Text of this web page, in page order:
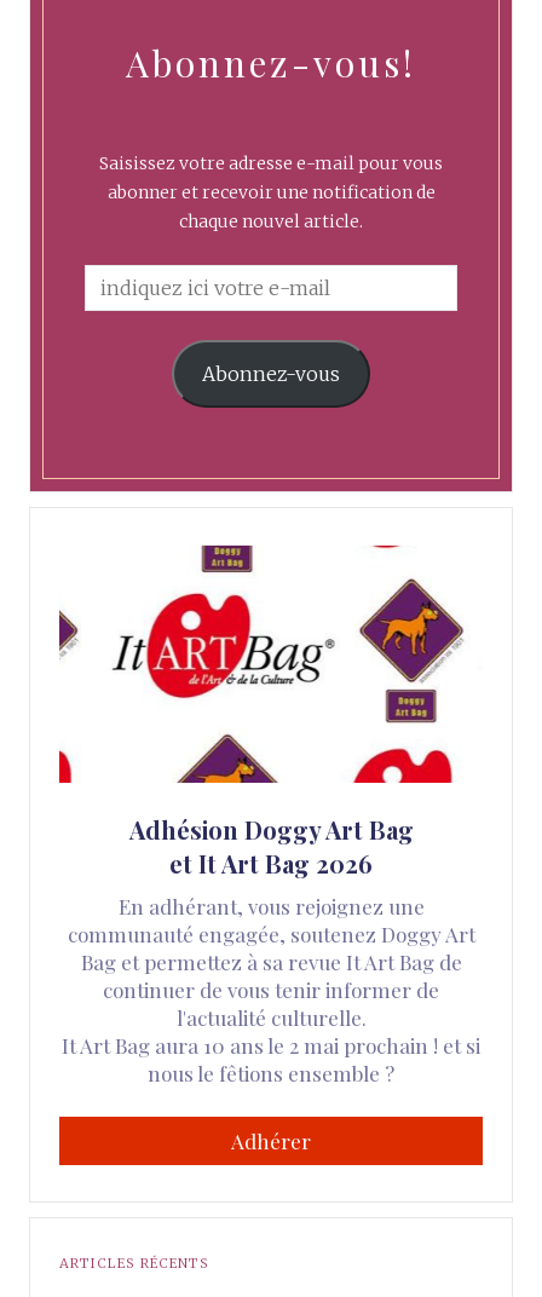
Abonnez-vous!
Saisissez votre adresse e-mail pour vous
abonner et recevoir une notification de
chaque nouvel article.
Abonnez-vous
Adhésion Doggy Art Bag
et It Art Bag 2026
En adhérant, vous rejoignez une
communauté engagée, soutenez Doggy Art
Bag et permettez à sa revue It Art Bag de
continuer de vous tenir informer de
l'actualité culturelle.
It Art Bag aura 10 ans le 2 mai prochain ! et si
nous le fêtions ensemble ?
Adhérer
ARTICLES RÉCENTS